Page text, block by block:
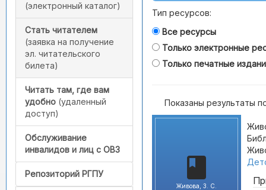
(электронный каталог)
Стать читателем
(заявка на получение
эл. читательского
билета)
Читать там, где вам
удобно (удаленный
доступ)
Обслуживание
инвалидов и лиц с ОВЗ
Репозиторий РГПУ
Тип ресурсов:
Все ресурсы
Только электронные
Только печатные
Показаны результаты
Живова, З. С.